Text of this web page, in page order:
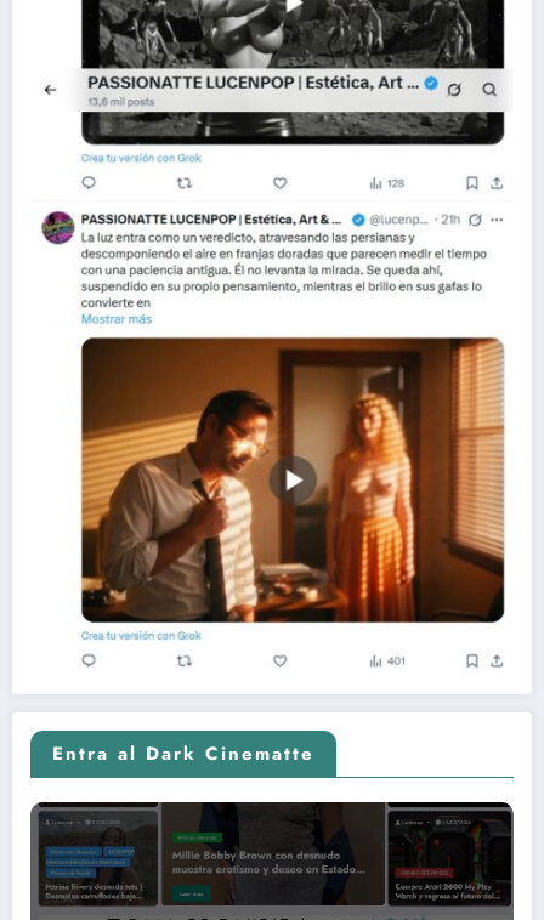
Entra al Dark Cinematte